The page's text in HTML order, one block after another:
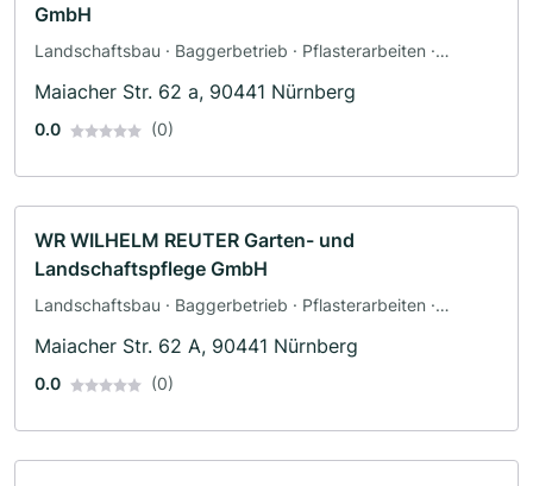
GmbH
Landschaftsbau · Baggerbetrieb · Pflasterarbeiten ·
Maiacher Str. 62 a, 90441 Nürnberg
0.0 (0)
WR WILHELM REUTER Garten- und
Landschaftspflege GmbH
Landschaftsbau · Baggerbetrieb · Pflasterarbeiten ·
Maiacher Str. 62 A, 90441 Nürnberg
0.0 (0)